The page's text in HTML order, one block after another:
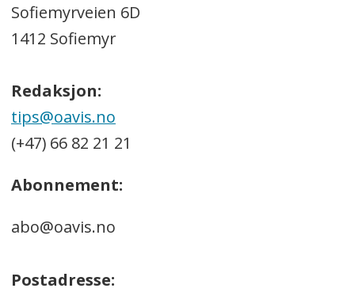
Sofiemyrveien 6D
1412 Sofiemyr
Redaksjon:
tips@oavis.no
(+47) 66 82 21 21
Abonnement:
abo@oavis.no
Postadresse: